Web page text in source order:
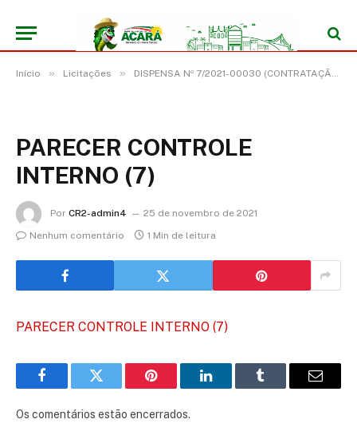
Início » Licitações » DISPENSA Nº 7/2021-00030 (CONTRATAÇÃO DE EMPRESA PARA PRESTAÇÃO DE SERVIÇOS DE TRANSPORTE ESCOLAR TERRESTRE E FLUVIAL)
PARECER CONTROLE
INTERNO (7)
Por CR2-admin4
25 de novembro de 2021
Nenhum comentário
1 Min de leitura
PARECER CONTROLE INTERNO (7)
FacebookTwitter Pinterest LinkedInTumblr
E-
Os comentários estão encerrados.